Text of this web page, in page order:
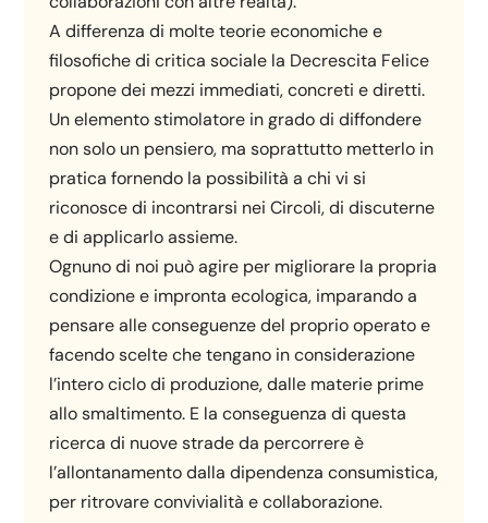
A differenza di molte teorie economiche e
filosofiche di critica sociale la Decrescita Felice
propone dei mezzi immediati, concreti e diretti.
Un elemento stimolatore in grado di diffondere
non solo un pensiero, ma soprattutto metterlo in
pratica fornendo la possibilità a chi vi si
riconosce di incontrarsi nei Circoli, di discuterne
e di applicarlo assieme.
Ognuno di noi può agire per migliorare la propria
condizione e impronta ecologica, imparando a
pensare alle conseguenze del proprio operato e
facendo scelte che tengano in considerazione
l’intero ciclo di produzione, dalle materie prime
allo smaltimento. E la conseguenza di questa
ricerca di nuove strade da percorrere è
l’allontanamento dalla dipendenza consumistica,
per ritrovare convivialità e collaborazione.